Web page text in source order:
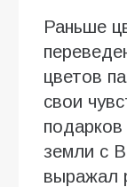
Раньше
цветов
свои
земли с
выражал